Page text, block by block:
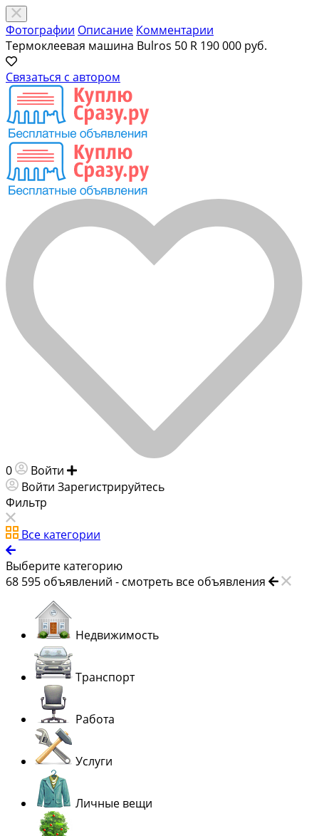
Фотографии Описание Комментарии
Термоклеевая машина Bulros 50 R 190 000 руб.
Связаться с автором
0 Войти
Войти Зарегистрируйтесь
Фильтр
Все категории
Выберите категорию
68 595 объявлений - смотреть все объявления
Недвижимость
Транспорт
Работа
Услуги
Личные вещи